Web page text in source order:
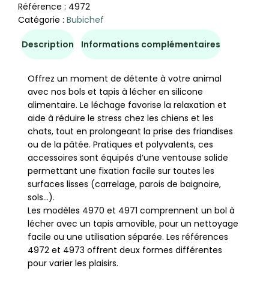
Référence : 4972
Catégorie : Bubichef
Description Informations complémentaires
Offrez un moment de détente à votre animal
avec nos bols et tapis à lécher en silicone
alimentaire. Le léchage favorise la relaxation et
aide à réduire le stress chez les chiens et les
chats, tout en prolongeant la prise des friandises
ou de la pâtée. Pratiques et polyvalents, ces
accessoires sont équipés d’une ventouse solide
permettant une fixation facile sur toutes les
surfaces lisses (carrelage, parois de baignoire,
sols…).
Les modèles 4970 et 4971 comprennent un bol à
lécher avec un tapis amovible, pour un nettoyage
facile ou une utilisation séparée. Les références
4972 et 4973 offrent deux formes différentes
pour varier les plaisirs.